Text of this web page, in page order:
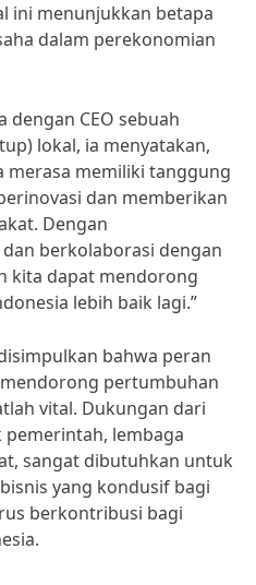
ini menunjukkan betapa
dalam perekonomian
dengan CEO sebuah
lokal, ia menyatakan,
merasa memiliki tanggung
dan memberikan
Dengan
berkolaborasi dengan
kita dapat mendorong
lebih baik lagi.”
bahwa peran
pertumbuhan
vital. Dukungan dari
lembaga
sangat dibutuhkan untuk
yang kondusif bagi
berkontribusi bagi